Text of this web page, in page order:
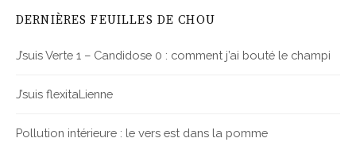
DERNIÈRES FEUILLES DE CHOU
J’suis Verte 1 – Candidose 0 : comment j’ai bouté le champi
J’suis flexitaLienne
Pollution intérieure : le vers est dans la pomme